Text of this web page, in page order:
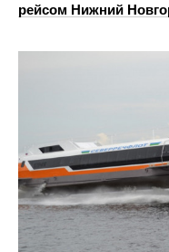
рейсом Нижний